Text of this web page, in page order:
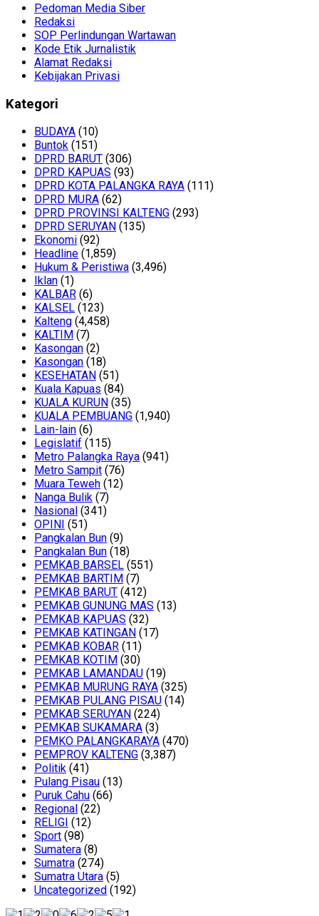
Pedoman Media Siber
Redaksi
SOP Perlindungan Wartawan
Kode Etik Jurnalistik
Alamat Redaksi
Kebijakan Privasi
Kategori
BUDAYA (10)
Buntok (151)
DPRD BARUT (306)
DPRD KAPUAS (93)
DPRD KOTA PALANGKA RAYA (111)
DPRD MURA (62)
DPRD PROVINSI KALTENG (293)
DPRD SERUYAN (135)
Ekonomi (92)
Headline (1,859)
Hukum & Peristiwa (3,496)
Iklan (1)
KALBAR (6)
KALSEL (123)
Kalteng (4,458)
KALTIM (7)
Kasongan (2)
Kasongan (18)
KESEHATAN (51)
Kuala Kapuas (84)
KUALA KURUN (35)
KUALA PEMBUANG (1,940)
Lain-lain (6)
Legislatif (115)
Metro Palangka Raya (941)
Metro Sampit (76)
Muara Teweh (12)
Nanga Bulik (7)
Nasional (341)
OPINI (51)
Pangkalan Bun (9)
Pangkalan Bun (18)
PEMKAB BARSEL (551)
PEMKAB BARTIM (7)
PEMKAB BARUT (412)
PEMKAB GUNUNG MAS (13)
PEMKAB KAPUAS (32)
PEMKAB KATINGAN (17)
PEMKAB KOBAR (11)
PEMKAB KOTIM (30)
PEMKAB LAMANDAU (19)
PEMKAB MURUNG RAYA (325)
PEMKAB PULANG PISAU (14)
PEMKAB SERUYAN (224)
PEMKAB SUKAMARA (3)
PEMKO PALANGKARAYA (470)
PEMPROV KALTENG (3,387)
Politik (41)
Pulang Pisau (13)
Puruk Cahu (66)
Regional (22)
RELIGI (12)
Sport (98)
Sumatera (8)
Sumatra (274)
Sumatra Utara (5)
Uncategorized (192)